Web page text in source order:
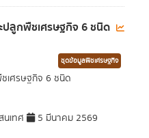
ปลูกพืชเศรษฐกิจ 6 ชนิด
ชุดข้อมูลพืชเศรษฐกิจ
ชเศรษฐกิจ 6 ชนิด
นเทศ 5 มีนาคม 2569